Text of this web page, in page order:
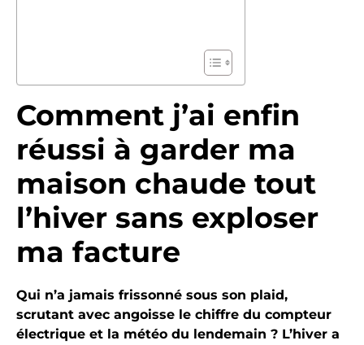
Comment j’ai enfin
réussi à garder ma
maison chaude tout
l’hiver sans exploser
ma facture
Qui n’a jamais frissonné sous son plaid,
scrutant avec angoisse le chiffre du compteur
électrique et la météo du lendemain ? L’hiver a